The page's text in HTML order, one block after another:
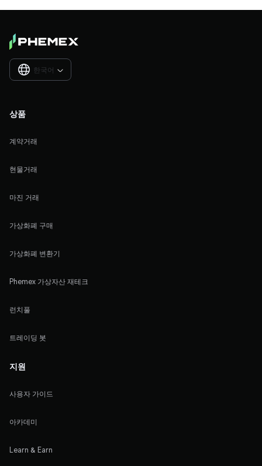
한국어 
상품
계약거래
현물거래
마진 거래
가상화폐 구매
가상화폐 변환기
Phemex 가상자산 재테크
런치풀
트레이딩 봇
지원
사용자 가이드
아카데미
Learn & Earn